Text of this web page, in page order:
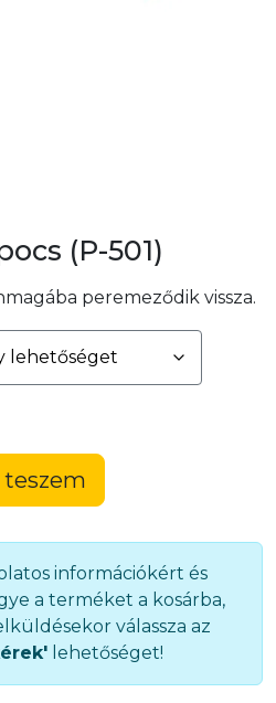
(P-501)
peremeződik vissza.
teszem
információkért és
a terméket a kosárba,
válassza az
lehetőséget!